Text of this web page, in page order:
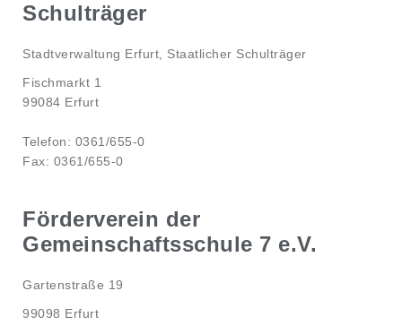
Schulträger
Stadtverwaltung Erfurt, Staatlicher Schulträger
Fischmarkt 1
99084 Erfurt
Telefon: 0361/655-0
Fax: 0361/655-0
Förderverein der
Gemeinschaftsschule 7 e.V.
Gartenstraße 19
99098 Erfurt